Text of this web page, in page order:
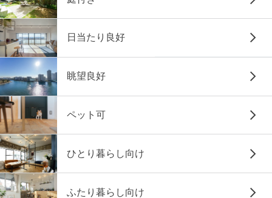
日当たり良好
眺望良好
ペット可
ひとり暮らし向け
ふたり暮らし向け